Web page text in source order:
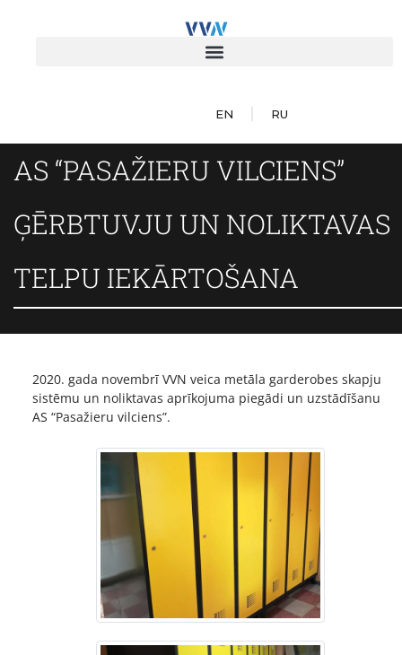
EN RU
AS “PASAŽIERU VILCIENS”
ĢĒRBTUVJU UN NOLIKTAVAS
TELPU IEKĀRTOŠANA
2020. gada novembrī VVN veica metāla garderobes skapju
sistēmu un noliktavas aprīkojuma piegādi un uzstādīšanu
AS “Pasažieru vilciens”.